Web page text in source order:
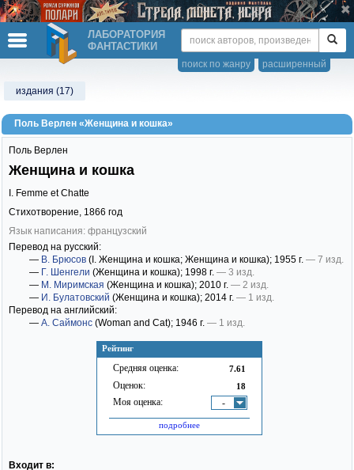
ЛАБОРАТОРИЯ
ФАНТАСТИКИ
расширенный
поиск по жанру
издания (17)
Поль Верлен «Женщина и кошка»
Рейтинг
Средняя оценка: 7.61
Оценок: 18
Моя оценка: -
подробнее
Поль Верлен
Женщина и кошка
I. Femme et Chatte
Стихотворение, 1866 год
Язык написания: французский
Перевод на русский:
— В. Брюсов (I. Женщина и кошка; Женщина и кошка); 1955 г. — 7 изд.
— Г. Шенгели (Женщина и кошка); 1998 г. — 3 изд.
— М. Миримская (Женщина и кошка); 2010 г. — 2 изд.
— И. Булатовский (Женщина и кошка); 2014 г. — 1 изд.
Перевод на английский:
— А. Саймонс (Woman and Cat); 1946 г. — 1 изд.
Входит в: